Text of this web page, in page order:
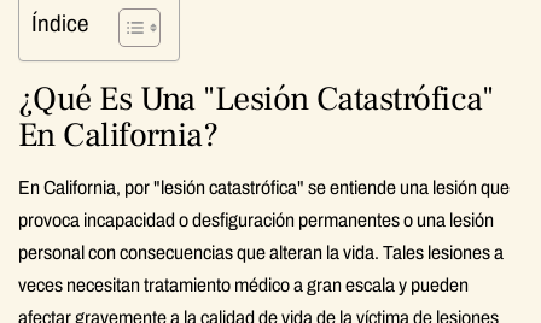
Índice
¿Qué Es Una "lesión Catastrófica"
En California?
En California, por "lesión catastrófica" se entiende una lesión que
provoca incapacidad o desfiguración permanentes o una lesión
personal con consecuencias que alteran la vida. Tales lesiones a
veces necesitan tratamiento médico a gran escala y pueden
afectar gravemente a la calidad de vida de la víctima de lesiones